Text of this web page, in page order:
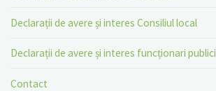
Declarații de avere și interes Consiliul local
Declarații de avere și interes funcționari publici
Contact